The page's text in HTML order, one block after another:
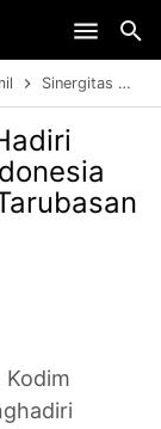
Sinergitas
Kodim